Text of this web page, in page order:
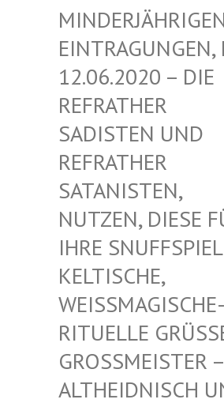
NTRAGUNGEN,
.06.2020 – DIE RE
FRATHER SA
DISTEN UND RE
FRATHER SA
TANISTEN, NU
TZEN, DIESE
RE SNUFFSPIELE!
LTISCHE, WE
ISSMAGISCHE- RIT
UELLE GRÜSSE –
MEISTER – ALTHE
IDNISCH UND